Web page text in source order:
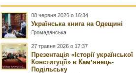
08 червня 2026 о 16:34
Українська книга на Одещині
Громадянська
27 травня 2026 о 17:37
Презентація «Історії української
Конституції» в Камʼянець-
Подільську